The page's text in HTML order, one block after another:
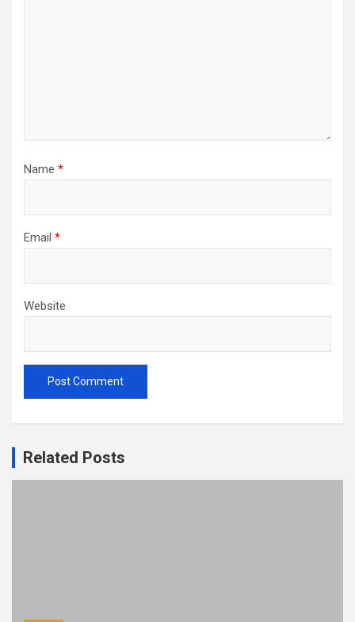
Name *
Email *
Website
Related Posts